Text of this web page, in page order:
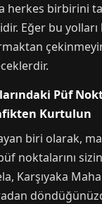
herkes birbirini
Eğer bu
Püf
Kurtulun
biri olarak,
noktalarını
Karşıyaka